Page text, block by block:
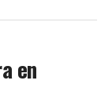
en